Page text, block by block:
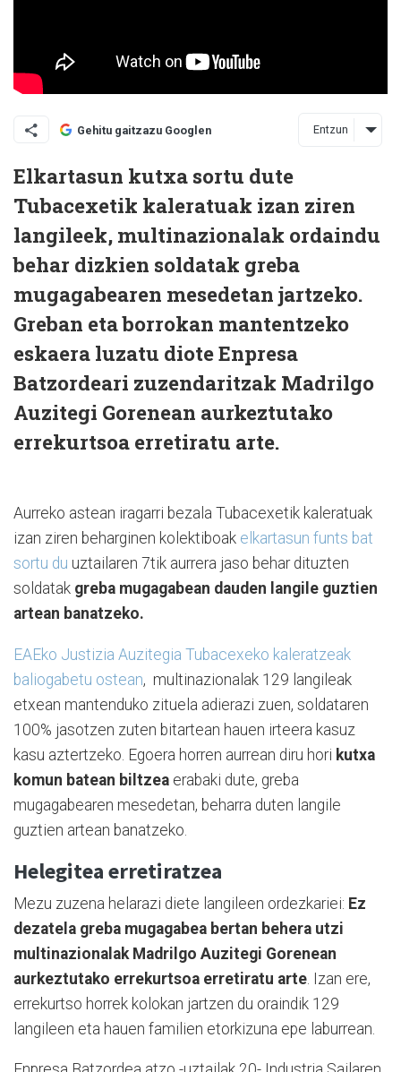
Gehitu gaitzazu Googlen Entzun
Elkartasun kutxa sortu dute
Tubacexetik kaleratuak izan ziren
langileek, multinazionalak ordaindu
behar dizkien soldatak greba
mugagabearen mesedetan jartzeko.
Greban eta borrokan mantentzeko
eskaera luzatu diote Enpresa
Batzordeari zuzendaritzak Madrilgo
Auzitegi Gorenean aurkeztutako
errekurtsoa erretiratu arte.
Aurreko astean iragarri bezala Tubacexetik kaleratuak
izan ziren beharginen kolektiboak elkartasun funts bat
sortu du uztailaren 7tik aurrera jaso behar dituzten
soldatak greba mugagabean dauden langile guztien
artean banatzeko.
EAEko Justizia Auzitegia Tubacexeko kaleratzeak
baliogabetu ostean, multinazionalak 129 langileak
etxean mantenduko zituela adierazi zuen, soldataren
100% jasotzen zuten bitartean hauen irteera kasuz
kasu aztertzeko. Egoera horren aurrean diru hori kutxa
komun batean biltzea erabaki dute, greba
mugagabearen mesedetan, beharra duten langile
guztien artean banatzeko.
Helegitea erretiratzea
Mezu zuzena helarazi diete langileen ordezkariei: Ez
dezatela greba mugagabea bertan behera utzi
multinazionalak Madrilgo Auzitegi Gorenean
aurkeztutako errekurtsoa erretiratu arte . Izan ere,
errekurtso horrek kolokan jartzen du oraindik 129
langileen eta hauen familien etorkizuna epe laburrean.